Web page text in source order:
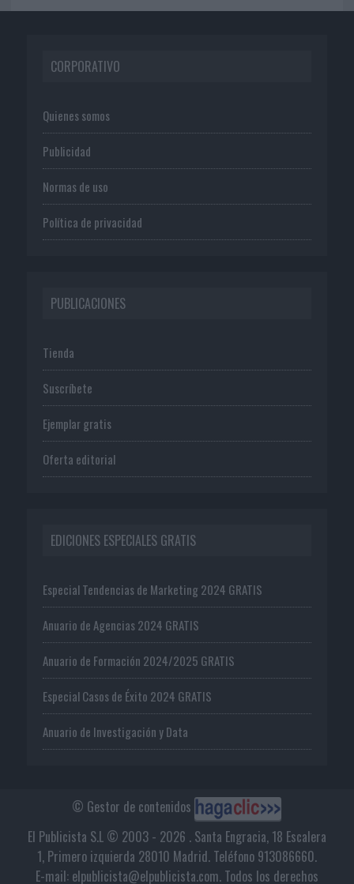
CORPORATIVO
Quienes somos
Publicidad
Normas de uso
Política de privacidad
PUBLICACIONES
Tienda
Suscríbete
Ejemplar gratis
Oferta editorial
EDICIONES ESPECIALES GRATIS
Especial Tendencias de Marketing 2024 GRATIS
Anuario de Agencias 2024 GRATIS
Anuario de Formación 2024/2025 GRATIS
Especial Casos de Éxito 2024 GRATIS
Anuario de Investigación y Data
© Gestor de contenidos
El Publicista S.L © 2003 - 2026 . Santa Engracia, 18 Escalera
1, Primero izquierda 28010 Madrid. Teléfono 913086660.
E-mail: elpublicista@elpublicista.com. Todos los derechos